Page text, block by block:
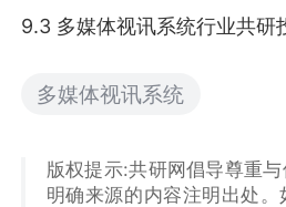
9.3 多媒体视讯系统行业共研
多媒体视讯系统
版权提示:共研网倡导尊重
明确来源的内容注明出处